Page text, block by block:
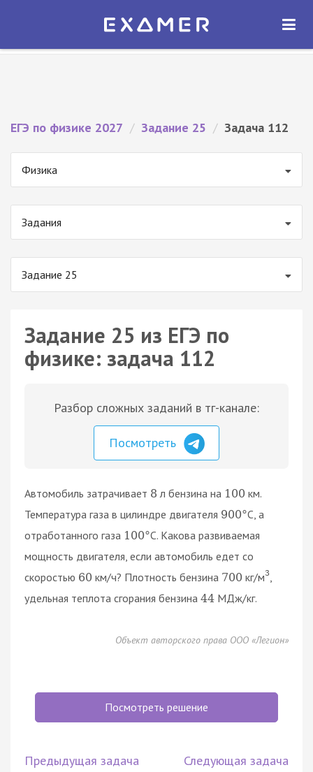
Экзамер — ЕГЭ 2027
ОТКРЫТЬ
ЕГЭ по физике 2027 / Задание 25 / Задача 112
Физика
Задания
Задание 25
Задание 25 из ЕГЭ по
физике: задача 112
Разбор сложных заданий в тг-канале:
Посмотреть
Автомобиль затрачивает 8 л бензина на 100 км.
Температура газа в цилиндре двигателя 900°C, а
отработанного газа 100°C. Какова развиваемая
мощность двигателя, если автомобиль едет со
скоростью 60 км/ч? Плотность бензина 700 кг/м3
удельная теплота сгорания бензина 44 МДж/кг.
Объект авторского права ООО «Легион»
Посмотреть решение
Предыдущая задача Следующая задача